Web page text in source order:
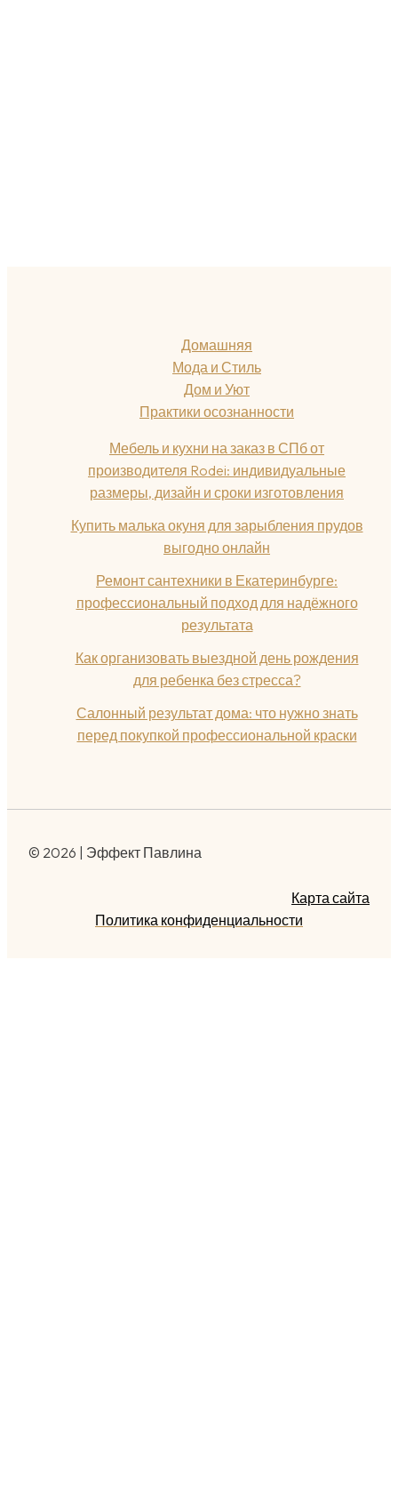
Домашняя
Мода и Стиль
Дом и Уют
Практики осознанности
Мебель и кухни на заказ в СПб от
производителя Rodei: индивидуальные
размеры, дизайн и сроки изготовления
Купить малька окуня для зарыбления прудов
выгодно онлайн
Ремонт сантехники в Екатеринбурге:
профессиональный подход для надёжного
результата
Как организовать выездной день рождения
для ребенка без стресса?
Салонный результат дома: что нужно знать
перед покупкой профессиональной краски
© 2026 | Эффект Павлина
Карта сайта
Политика конфиденциальности